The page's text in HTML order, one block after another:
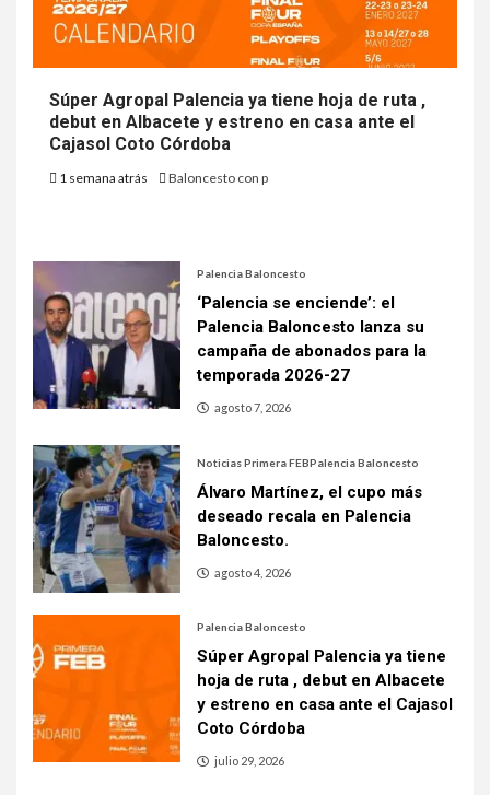
Súper Agropal Palencia ya tiene hoja de ruta ,
debut en Albacete y estreno en casa ante el
Cajasol Coto Córdoba
1 semana atrás Baloncesto con p
Palencia Baloncesto
‘Palencia se enciende’: el
Palencia Baloncesto lanza su
campaña de abonados para la
temporada 2026-27
agosto 7, 2026
Noticias Primera FEBPalencia Baloncesto
Álvaro Martínez, el cupo más
deseado recala en Palencia
Baloncesto.
agosto 4, 2026
Palencia Baloncesto
Súper Agropal Palencia ya tiene
hoja de ruta , debut en Albacete
y estreno en casa ante el Cajasol
Coto Córdoba
julio 29, 2026